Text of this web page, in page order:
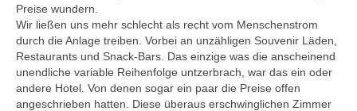
Preise wundern.
Wir ließen uns mehr schlecht als recht vom Menschenstrom
durch die Anlage treiben. Vorbei an unzähligen Souvenir Läden,
Restaurants und Snack-Bars. Das einzige was die anscheinend
unendliche variable Reihenfolge untzerbrach, war das ein oder
andere Hotel. Von denen sogar ein paar die Preise offen
angeschrieben hatten. Diese überaus erschwinglichen Zimmer